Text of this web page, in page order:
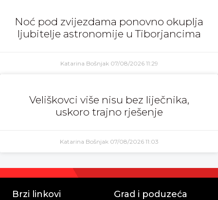
Noć pod zvijezdama ponovno okuplja
ljubitelje astronomije u Tiborjancima
Katarina Bošnjak 07/08/2026 11:29
Veliškovci više nisu bez liječnika,
uskoro trajno rješenje
Katarina Bošnjak 07/08/2026 11:03
Brzi linkovi Grad i poduzeća